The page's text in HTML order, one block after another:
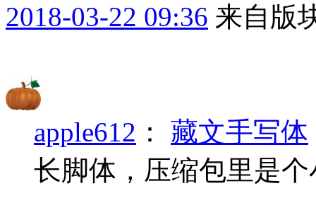
2018-03-22 09:36 来自版
apple612 ： 藏文手写体
长脚体，压缩包里是